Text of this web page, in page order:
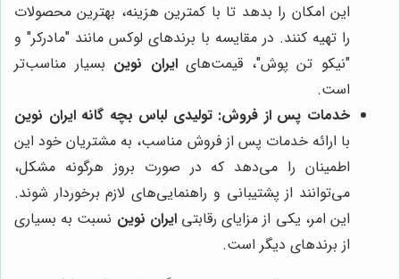
این امکان را بدهد تا با کمترین هزینه، بهترین محصولات
را تهیه کنند. در مقایسه با برندهای لوکس مانند "مادرکر" و
"نیکو تن پوش"، قیمت‌هایایران نوین بسیار مناسب‌تر
است.
خدمات پس از فروش: تولیدی لباس بچه گانه ایران نوین
با ارائه خدمات پس از فروش مناسب، به مشتریان خود این
اطمینان را می‌دهد که در صورت بروز هرگونه مشکل،
می‌توانند از پشتیبانی و راهنمایی‌های لازم برخوردار شوند.
این امر، یکی از مزایای رقابتیایران نوین نسبت به بسیاری
از برندهای دیگر است.